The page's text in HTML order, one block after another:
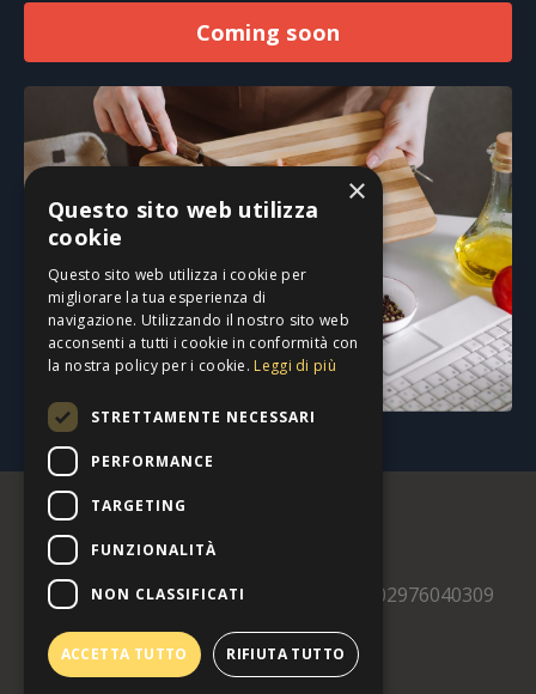
Coming soon
© 2026 Dott.Barbieri Riccardo - P.IVA 02976040309
Privacy & Cookie Policy
×
Questo sito web utilizza
cookie
Questo sito web utilizza i cookie per
migliorare la tua esperienza di
navigazione. Utilizzando il nostro sito web
acconsenti a tutti i cookie in conformità con
la nostra policy per i cookie. Leggi di più
STRETTAMENTE NECESSARI
PERFORMANCE
TARGETING
FUNZIONALITÀ
NON CLASSIFICATI
ACCETTA TUTTO RIFIUTA TUTTO